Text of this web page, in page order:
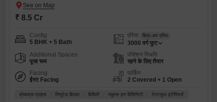
₹ 8.5 Cr
Config
5 BHK + 5 Bath
एरिया बिल्ट-अप एरिया
3000 वर्ग फुट
Additional Spaces
पूजा रूम
पॉसेशन स्थिति
रहने के लिए तैयार
Facing
ईस्ट Facing
पार्किंग
2 Covered + 1 Open
ब्रेकथ्रू प्राइस रिप्यूटेड बिल्डर फ़ैमिली स्कूल्स इन विसिनिटी टेस्टफुल इंटीरियर्स